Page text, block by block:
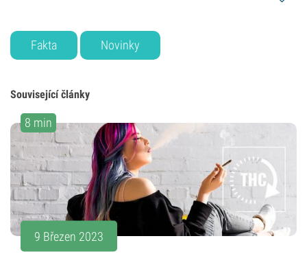
Fakta Novinky
Související články
8 min
9 Březen 2023